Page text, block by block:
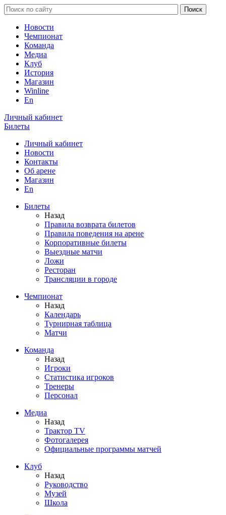
Новости
Чемпионат
Команда
Медиа
Клуб
История
Магазин
Winline
En
Личный кабинет
Билеты
Личный кабинет
Новости
Контакты
Об арене
Магазин
En
Билеты
Назад
Правила возврата билетов
Правила поведения на арене
Корпоративные билеты
Выездные матчи
Ложи
Ресторан
Трансляции в городе
Чемпионат
Назад
Календарь
Турнирная таблица
Матчи
Команда
Назад
Игроки
Статистика игроков
Тренеры
Персонал
Медиа
Назад
Трактор TV
Фотогалерея
Официальные программы матчей
Клуб
Назад
Руководство
Музей
Школа